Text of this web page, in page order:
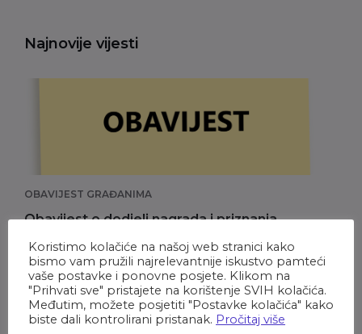
Najnovije vijesti
OBAVIJEST GRAĐANIMA
Obavijest o dodjeli nagrada i priznanja
Grada Oroslavja za proteklih godinu dana
8. svibnja 2026.
Koristimo kolačiće na našoj web stranici kako
bismo vam pružili najrelevantnije iskustvo pamteći
vaše postavke i ponovne posjete. Klikom na
"Prihvati sve" pristajete na korištenje SVIH kolačića.
Međutim, možete posjetiti "Postavke kolačića" kako
biste dali kontrolirani pristanak. Pročitaj više